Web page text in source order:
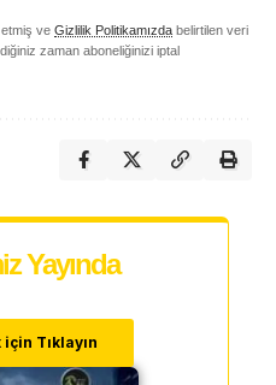
ve Gizlilik Politikamızda belirtilen veri
zaman aboneliğinizi iptal
Yayında
Tıklayın